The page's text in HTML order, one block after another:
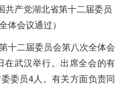
共产党湖北省第十二届委员
体会议通过）
十二届委员会第八次全体会
在武汉举行。出席全会的有
委员4人。有关方面负责同